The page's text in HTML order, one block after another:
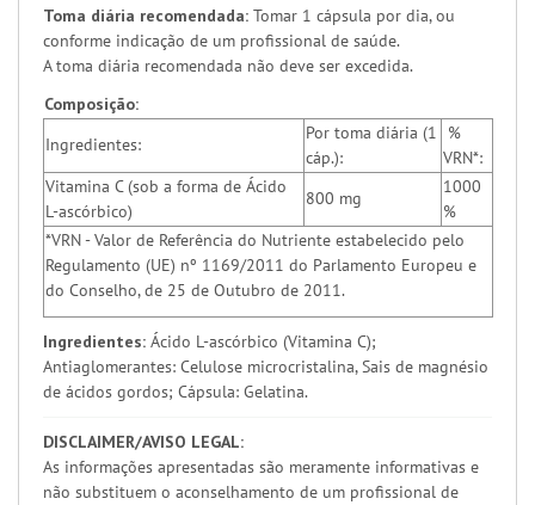
Toma diária recomendada: Tomar 1 cápsula por dia, ou
conforme indicação de um profissional de saúde.
A toma diária recomendada não deve ser excedida.
Composição:
Ingredientes:
Por toma diária (1
cáp.):
%
VRN*:
Vitamina C (sob a forma de Ácido
L-ascórbico)
800 mg
1000
%
*VRN - Valor de Referência do Nutriente estabelecido pelo
Regulamento (UE) nº 1169/2011 do Parlamento Europeu e
do Conselho, de 25 de Outubro de 2011.
Ingredientes: Ácido L-ascórbico (Vitamina C);
Antiaglomerantes: Celulose microcristalina, Sais de magnésio
de ácidos gordos; Cápsula: Gelatina.
DISCLAIMER/AVISO LEGAL:
As informações apresentadas são meramente informativas e
não substituem o aconselhamento de um profissional de